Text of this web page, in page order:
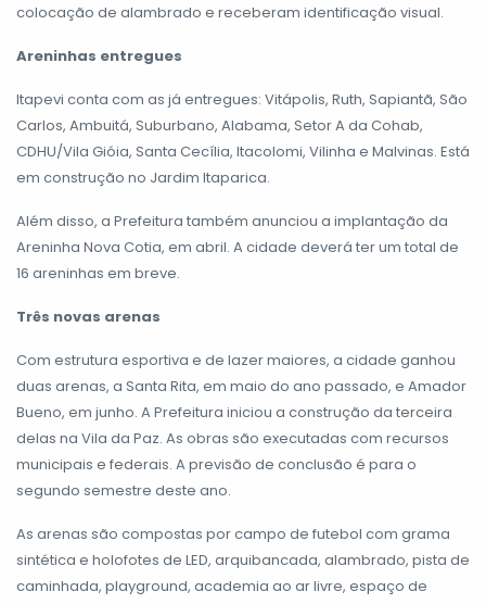
colocação de alambrado e receberam identificação visual.
Areninhas entregues
Itapevi conta com as já entregues: Vitápolis, Ruth, Sapiantã, São
Carlos, Ambuitá, Suburbano, Alabama, Setor A da Cohab,
CDHU/Vila Gióia, Santa Cecília, Itacolomi, Vilinha e Malvinas. Está
em construção no Jardim Itaparica.
Além disso, a Prefeitura também anunciou a implantação da
Areninha Nova Cotia, em abril. A cidade deverá ter um total de
16 areninhas em breve.
Três novas arenas
Com estrutura esportiva e de lazer maiores, a cidade ganhou
duas arenas, a Santa Rita, em maio do ano passado, e Amador
Bueno, em junho. A Prefeitura iniciou a construção da terceira
delas na Vila da Paz. As obras são executadas com recursos
municipais e federais. A previsão de conclusão é para o
segundo semestre deste ano.
As arenas são compostas por campo de futebol com grama
sintética e holofotes de LED, arquibancada, alambrado, pista de
caminhada, playground, academia ao ar livre, espaço de